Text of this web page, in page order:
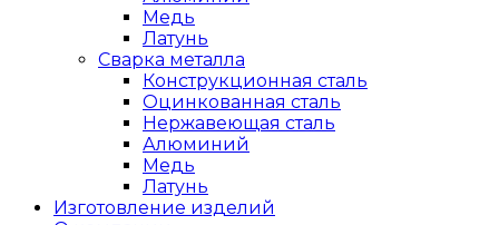
Медь
Латунь
Сварка металла
Конструкционная сталь
Оцинкованная сталь
Нержавеющая сталь
Алюминий
Медь
Латунь
Изготовление изделий